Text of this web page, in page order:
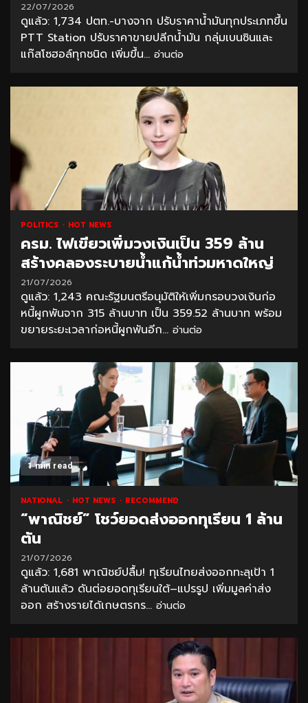
22/07/2026
ดูแล้ว: 1,734 ปตท.-บางจาก ปรับราคาน้ำมันทุกประเภทขึ้น
PTT Station ปรับราคาขายปลีกน้ำมัน กลุ่มเบนซินและ
แก๊สโซฮอล์ทุกชนิด เพิ่มขึ้น... อ่านต่อ
POLITICS HOT NEWS
ครม. ไฟเขียวเพิ่มวงเงินเป็น 359 ล้าน
สร้างคลองระบายน้ำแก้น้ำท่วมหาดใหญ่
21/07/2026
ดูแล้ว: 1,243 คณะรัฐมนตรีอนุมัติให้เพิ่มกรอบวงเงินก่อ
หนี้ผูกพันจาก 315 ล้านบาท เป็น 359.52 ล้านบาท พร้อม
ขยายระยะเวลาก่อหนี้ผูกพันอีก... อ่านต่อ
1 min read
NATIONAL HOT NEWS RECOMMEND
“พาณิชย์” โชว์ยอดส่งออกทุเรียน 1 ล้าน
ตัน
21/07/2026
ดูแล้ว: 1,681 พาณิชย์ปลื้ม! ทุเรียนไทยส่งออกทะลุเป้า 1
ล้านตันแล้ว ดันต่อยอดทุเรียนใต้–แปรรูป เพิ่มมูลค่าส่ง
ออก สร้างรายได้เกษตรกร... อ่านต่อ